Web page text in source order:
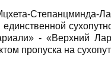
Степанцминда-
единственной
- «Верхний
пропуска на